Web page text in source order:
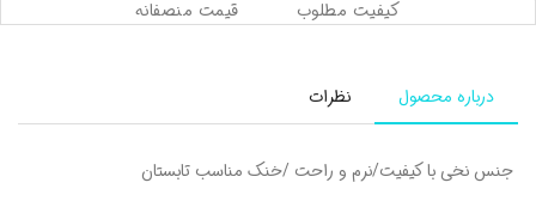
قیمت منصفانه کیفیت مطلوب
درباره محصول نظرات
جنس نخی با کیفیت/نرم و راحت /خنک مناسب تابستان